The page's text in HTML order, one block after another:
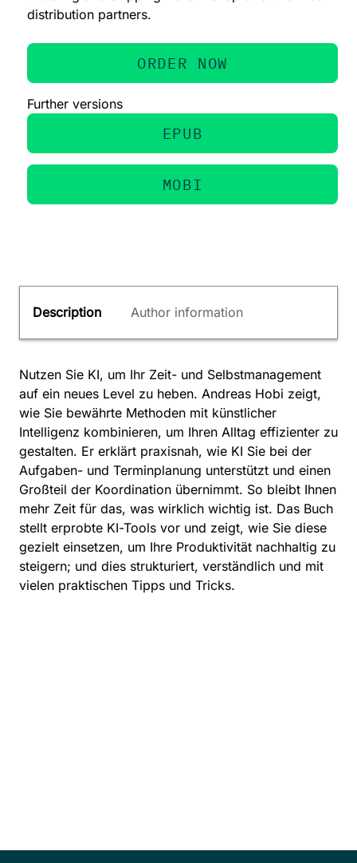
distribution partners.
ORDER NOW
Further versions
EPUB
MOBI
Description Author information
Nutzen Sie KI, um Ihr Zeit- und Selbstmanagement
auf ein neues Level zu heben. Andreas Hobi zeigt,
wie Sie bewährte Methoden mit künstlicher
Intelligenz kombinieren, um Ihren Alltag effizienter zu
gestalten. Er erklärt praxisnah, wie KI Sie bei der
Aufgaben- und Terminplanung unterstützt und einen
Großteil der Koordination übernimmt. So bleibt Ihnen
mehr Zeit für das, was wirklich wichtig ist. Das Buch
stellt erprobte KI-Tools vor und zeigt, wie Sie diese
gezielt einsetzen, um Ihre Produktivität nachhaltig zu
steigern; und dies strukturiert, verständlich und mit
vielen praktischen Tipps und Tricks.